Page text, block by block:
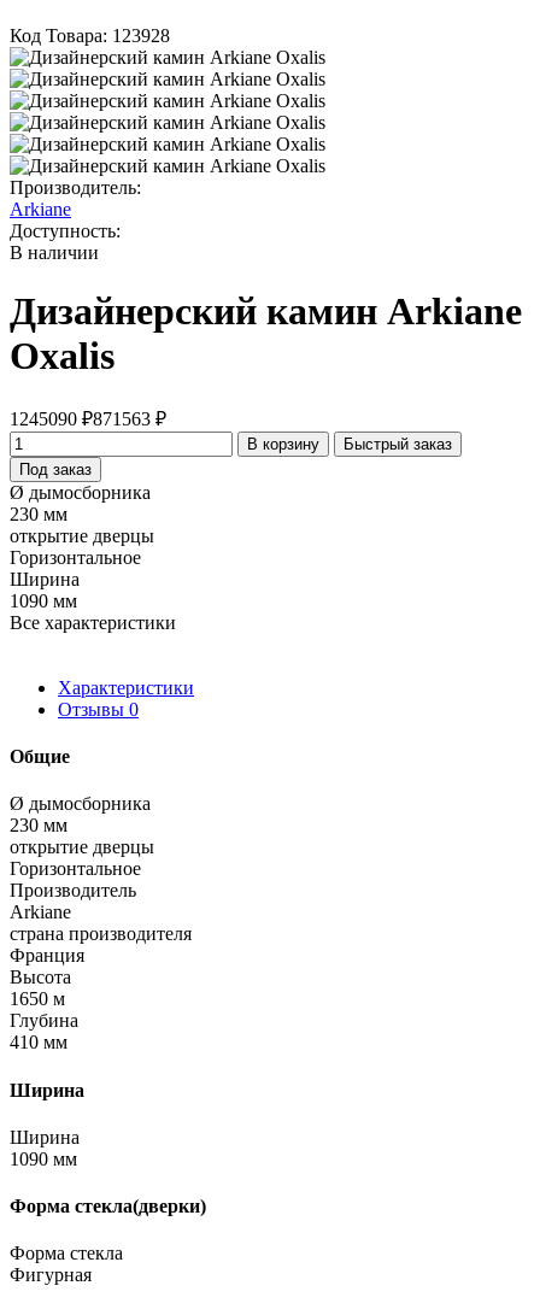
Код Товара: 123928
Производитель:
Arkiane
Доступность:
В наличии
Дизайнерский камин Arkiane
Oxalis
1245090 ₽871563 ₽
В корзину
Быстрый заказ
Под заказ
Ø дымосборника
230 мм
открытие дверцы
Горизонтальное
Ширина
1090 мм
Все характеристики
Характеристики
Отзывы 0
Общие
Ø дымосборника
230 мм
открытие дверцы
Горизонтальное
Производитель
Arkiane
страна производителя
Франция
Высота
1650 м
Глубина
410 мм
Ширина
Ширина
1090 мм
Форма стекла(дверки)
Форма стекла
Фигурная